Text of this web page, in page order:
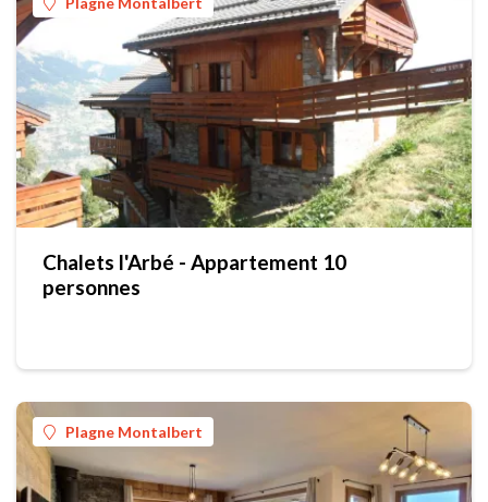
Chalets l'Arbé - Appartement 10
personnes
Plagne Montalbert